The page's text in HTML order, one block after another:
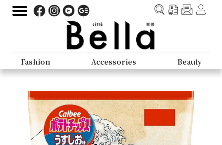
Fashion Accessories Beauty